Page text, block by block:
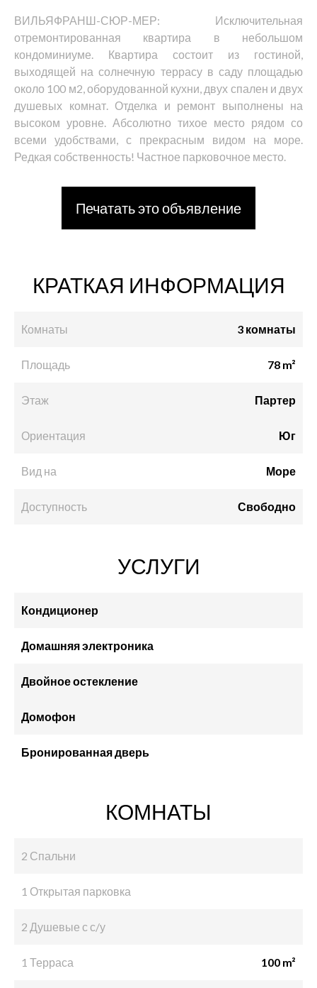
ВИЛЬЯФРАНШ-СЮР-МЕР: Исключительная
отремонтированная квартира в небольшом
кондоминиуме. Квартира состоит из гостиной,
выходящей на солнечную террасу в саду площадью
около 100 м2, оборудованной кухни, двух спален и двух
душевых комнат. Отделка и ремонт выполнены на
высоком уровне. Абсолютно тихое место рядом со
всеми удобствами, с прекрасным видом на море.
Редкая собственность! Частное парковочное место.
Печатать это объявление
КРАТКАЯ ИНФОРМАЦИЯ
Комнаты 3 комнаты
Площадь 78 m²
Этаж Партер
Ориентация Юг
Вид на Море
Доступность Свободно
УСЛУГИ
Кондиционер
Домашняя электроника
Двойное остекление
Домофон
Бронированная дверь
КОМНАТЫ
2 Спальни
1 Открытая парковка
2 Душевые с с/у
1 Терраса 100 m²